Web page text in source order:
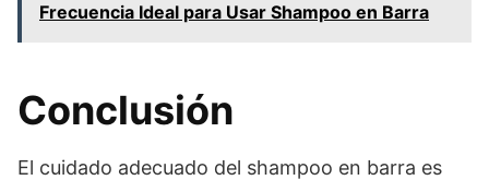
Frecuencia Ideal para Usar Shampoo en Barra
Conclusión
El cuidado adecuado del shampoo en barra es